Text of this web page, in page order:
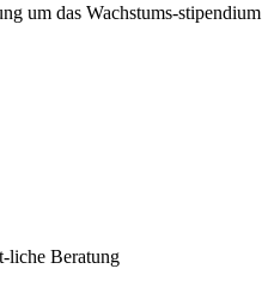
um das Wachstums-stipendium
liche Beratung